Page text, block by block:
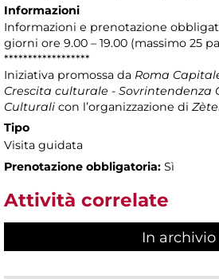
Informazioni
Informazioni e prenotazione
giorni ore 9.00 – 19.00 (massimo 25
******************
Iniziativa promossa da Roma
Crescita culturale - Sovrintendenza
Culturali con l’organizzazione di
Tipo
Visita guidata
Prenotazione obbligatoria: Sì
Attività correlate
In archivio